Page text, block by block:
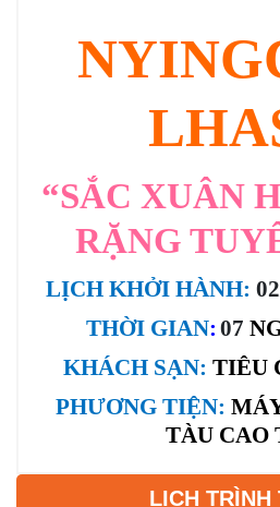
“SẮC XUÂN
RẶNG
LỊCH KHỞI HÀNH:
THỜI GIAN: 07
KHÁCH SẠN: TIÊU
PHƯƠNG TIỆN:
TÀU CAO
LỊCH TRÌNH